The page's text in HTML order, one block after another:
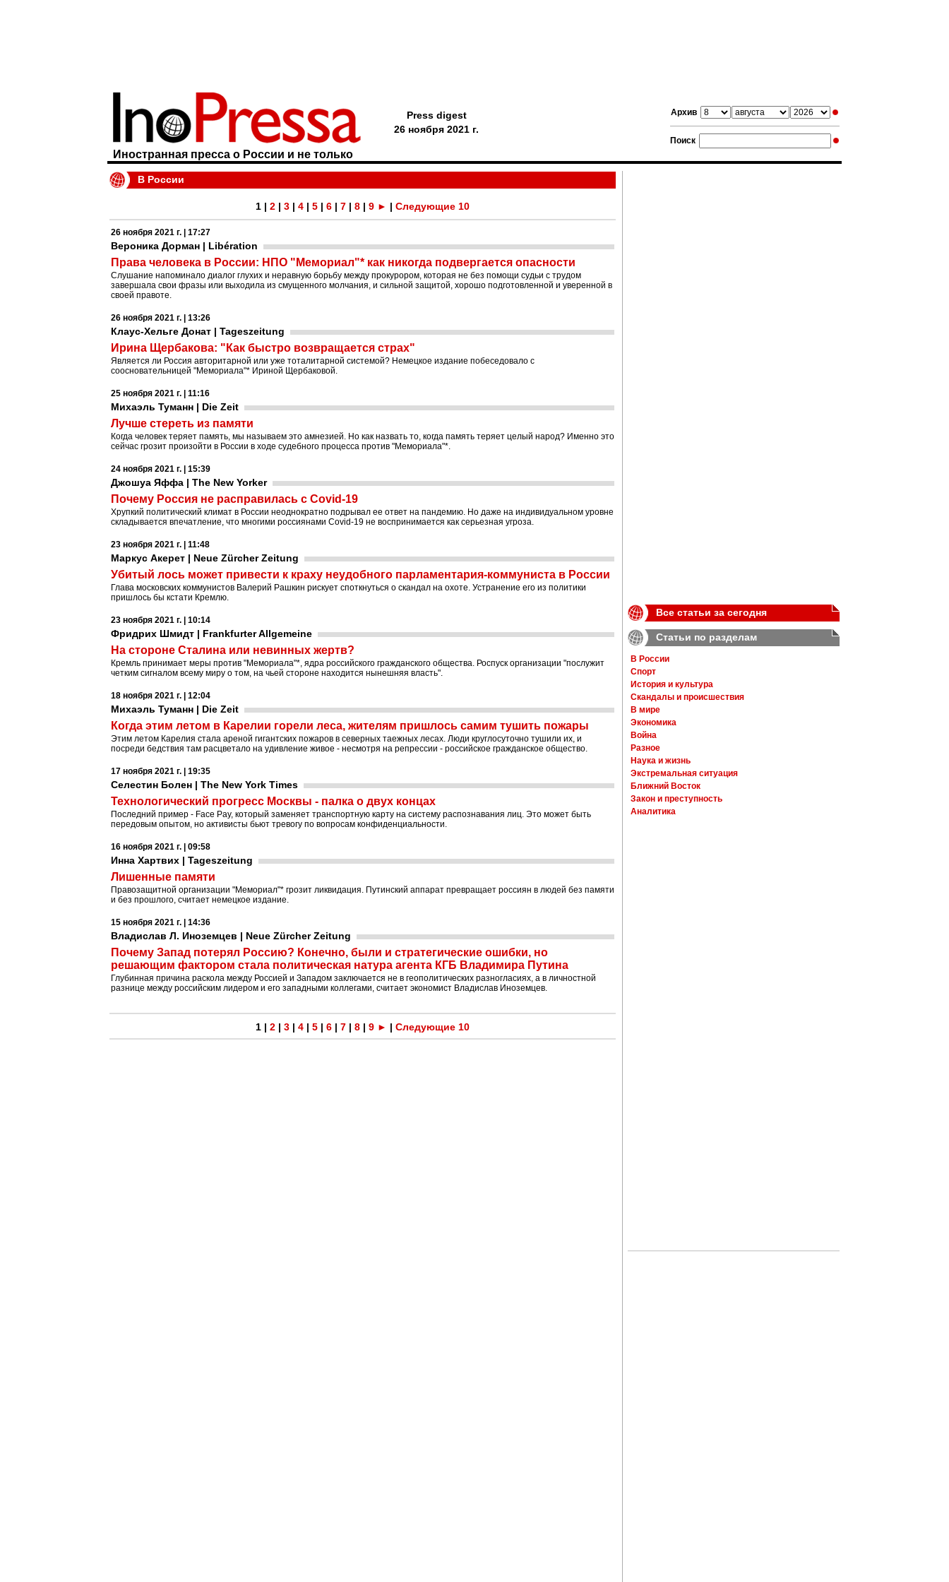
Архив
Поиск
Иностранная пресса о России и не только
Press digest
26 ноября 2021 г.
В России
1 | 2 | 3 | 4 | 5 | 6 | 7 | 8 | 9 ► | Следующие 10
26 ноября 2021 г. | 17:27
Вероника Дорман | Libération
Права человека в России: НПО "Мемориал"* как никогда подвергается опасности
Слушание напоминало диалог глухих и неравную борьбу между прокурором, которая не без помощи судьи с трудом
завершала свои фразы или выходила из смущенного молчания, и сильной защитой, хорошо подготовленной и уверенной в
своей правоте.
26 ноября 2021 г. | 13:26
Клаус-Хельге Донат | Tageszeitung
Ирина Щербакова: "Как быстро возвращается страх"
Является ли Россия авторитарной или уже тоталитарной системой? Немецкое издание побеседовало с
соосновательницей "Мемориала"* Ириной Щербаковой.
25 ноября 2021 г. | 11:16
Михаэль Туманн | Die Zeit
Лучше стереть из памяти
Когда человек теряет память, мы называем это амнезией. Но как назвать то, когда память теряет целый народ? Именно это
сейчас грозит произойти в России в ходе судебного процесса против "Мемориала"*.
24 ноября 2021 г. | 15:39
Джошуа Яффа | The New Yorker
Почему Россия не расправилась с Covid-19
Хрупкий политический климат в России неоднократно подрывал ее ответ на пандемию. Но даже на индивидуальном уровне
складывается впечатление, что многими россиянами Covid-19 не воспринимается как серьезная угроза.
23 ноября 2021 г. | 11:48
Маркус Акерет | Neue Zürcher Zeitung
Убитый лось может привести к краху неудобного парламентария-коммуниста в России
Глава московских коммунистов Валерий Рашкин рискует споткнуться о скандал на охоте. Устранение его из политики
пришлось бы кстати Кремлю.
23 ноября 2021 г. | 10:14
Фридрих Шмидт | Frankfurter Allgemeine
На стороне Сталина или невинных жертв?
Кремль принимает меры против "Мемориала"*, ядра российского гражданского общества. Роспуск организации "послужит
четким сигналом всему миру о том, на чьей стороне находится нынешняя власть".
18 ноября 2021 г. | 12:04
Михаэль Туманн | Die Zeit
Когда этим летом в Карелии горели леса, жителям пришлось самим тушить пожары
Этим летом Карелия стала ареной гигантских пожаров в северных таежных лесах. Люди круглосуточно тушили их, и
посреди бедствия там расцветало на удивление живое - несмотря на репрессии - российское гражданское общество.
17 ноября 2021 г. | 19:35
Селестин Болен | The New York Times
Технологический прогресс Москвы - палка о двух концах
Последний пример - Face Pay, который заменяет транспортную карту на систему распознавания лиц. Это может быть
передовым опытом, но активисты бьют тревогу по вопросам конфиденциальности.
16 ноября 2021 г. | 09:58
Инна Хартвих | Tageszeitung
Лишенные памяти
Правозащитной организации "Мемориал"* грозит ликвидация. Путинский аппарат превращает россиян в людей без памяти
и без прошлого, считает немецкое издание.
15 ноября 2021 г. | 14:36
Владислав Л. Иноземцев | Neue Zürcher Zeitung
Почему Запад потерял Россию? Конечно, были и стратегические ошибки, но
решающим фактором стала политическая натура агента КГБ Владимира Путина
Глубинная причина раскола между Россией и Западом заключается не в геополитических разногласиях, а в личностной
разнице между российским лидером и его западными коллегами, считает экономист Владислав Иноземцев.
1 | 2 | 3 | 4 | 5 | 6 | 7 | 8 | 9 ► | Следующие 10
Все статьи за сегодня
Статьи по разделам
В России
Спорт
История и культура
Скандалы и происшествия
В мире
Экономика
Война
Разное
Наука и жизнь
Экстремальная ситуация
Ближний Восток
Закон и преступность
Аналитика